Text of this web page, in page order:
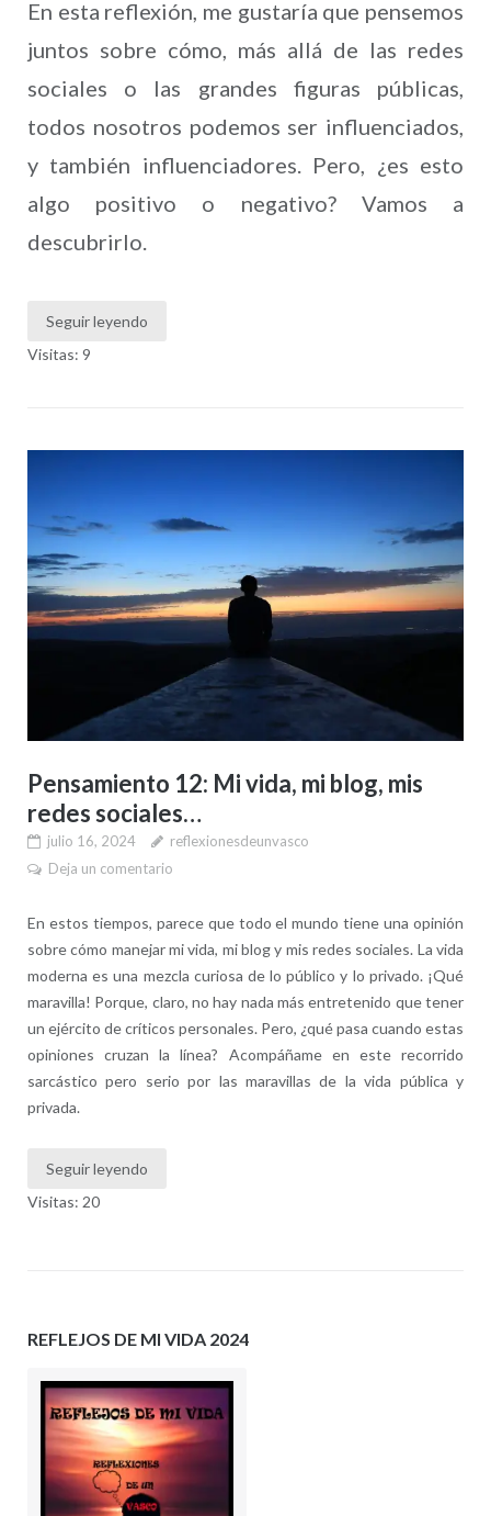
En esta reflexión, me gustaría que pensemos
juntos sobre cómo, más allá de las redes
sociales o las grandes figuras públicas,
todos nosotros podemos ser influenciados,
y también influenciadores. Pero, ¿es esto
algo positivo o negativo? Vamos a
descubrirlo.
Seguir leyendo
Visitas: 9
Pensamiento 12: Mi vida, mi blog, mis
redes sociales…
julio 16, 2024
reflexionesdeunvasco
Deja un comentario
En estos tiempos, parece que todo el mundo tiene una opinión
sobre cómo manejar mi vida, mi blog y mis redes sociales. La vida
moderna es una mezcla curiosa de lo público y lo privado. ¡Qué
maravilla! Porque, claro, no hay nada más entretenido que tener
un ejército de críticos personales. Pero, ¿qué pasa cuando estas
opiniones cruzan la línea? Acompáñame en este recorrido
sarcástico pero serio por las maravillas de la vida pública y
privada.
Seguir leyendo
Visitas: 20
REFLEJOS DE MI VIDA 2024